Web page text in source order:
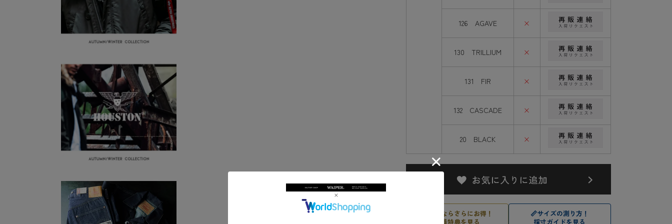
126 AGAVE ×
130 TRILLIUM ×
131 FIR ×
132 CASCADE ×
20 BLACK ×
会員ならさらにお得！
会員特典を見る
📏サイズの測り方！
採寸ガイドを見る